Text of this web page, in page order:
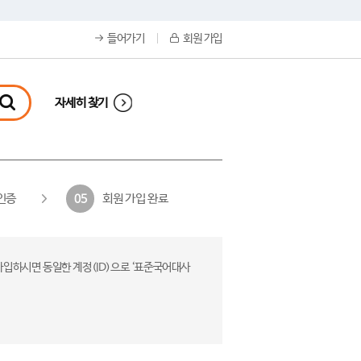
들어가기 회원 가입
자세히 찾기
증 05 회원 가입 완료
하시면 동일한 계정(ID)으로 ‘표준국어대사